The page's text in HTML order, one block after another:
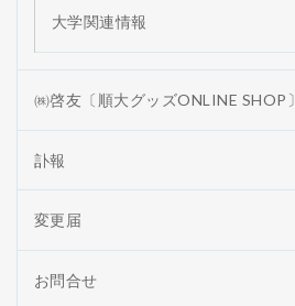
大学関連情報
㈱啓友〔順大グッズONLINE SHOP〕
訃報
変更届
お問合せ